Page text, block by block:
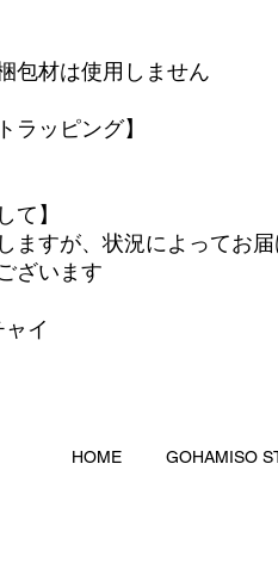
包材は使用しません
ラッピング】
て】
ますが、状況によってお
ざいます
イ
HOME GOHAMISO